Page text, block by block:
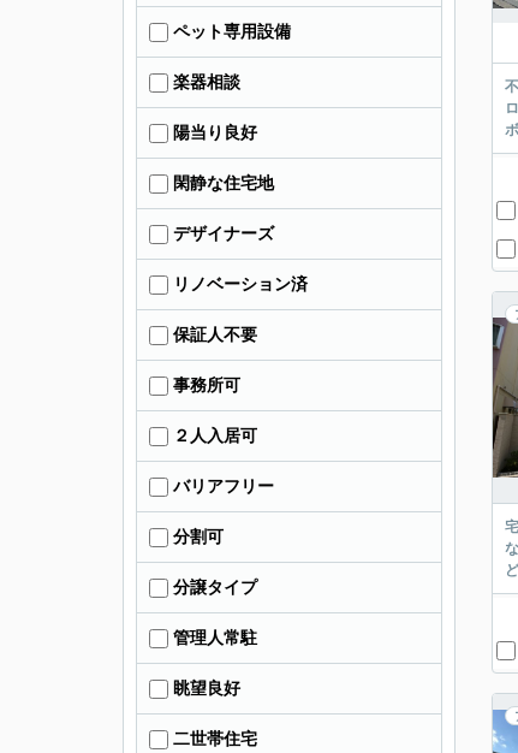
ペット専用設備
楽器相談
陽当り良好
閑静な住宅地
デザイナーズ
リノベーション済
保証人不要
事務所可
２人入居可
バリアフリー
分割可
分譲タイプ
管理人常駐
眺望良好
二世帯住宅